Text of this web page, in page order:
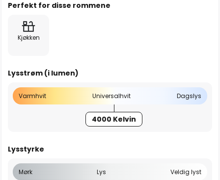
Perfekt for disse rommene
Kjøkken
Lysstrøm (i lumen)
Varmhvit Universalhvit Dagslys
4000 Kelvin
Lysstyrke
Mørk Lys Veldig lyst